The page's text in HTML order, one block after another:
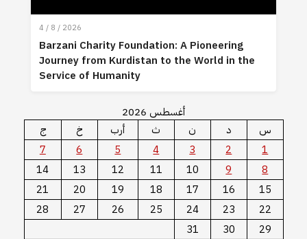
4 / 8 / 2026
Barzani Charity Foundation: A Pioneering
Journey from Kurdistan to the World in the
Service of Humanity
أغسطس 2026
س
د ن ث أرب خ
ج
1
2
3
4
5
6
7
8
9
10
11
12
13
14
15
16
17
18
19
20
21
22
23
24
25
26
27
28
29
30
31